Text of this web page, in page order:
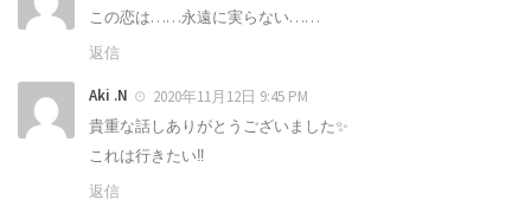
この恋は……永遠に実らない……
返信
Aki .N
2020年11月12日 9:45 PM
貴重な話しありがとうございました✨
これは行きたい‼️
返信